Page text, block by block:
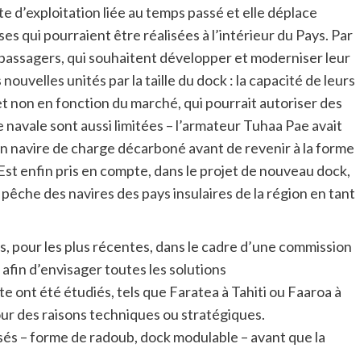
liée au temps passé et elle déplace
qui pourraient être réalisées à l’intérieur du Pays. Par
qui souhaitent développer et moderniser leur
unités par la taille du dock : la capacité de leurs
non en fonction du marché, qui pourrait autoriser des
sont aussi limitées – l’armateur Tuhaa Pae avait
navire de charge décarboné avant de revenir à la forme
enfin pris en compte, dans le projet de nouveau dock,
des navires des pays insulaires de la région en tant
les plus récentes, dans le cadre d’une commission
d’envisager toutes les solutions
ont été étudiés, tels que Faratea à Tahiti ou Faaroa à
des raisons techniques ou stratégiques.
– forme de radoub, dock modulable – avant que la